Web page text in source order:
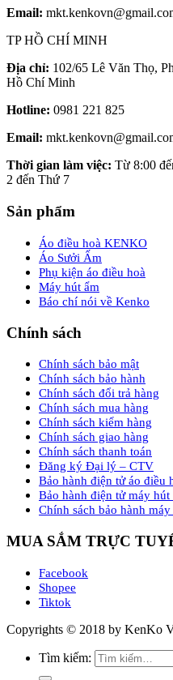
Email:
TP HỒ CHÍ MINH
Địa chỉ: 102/65 Lê Văn Thọ,
Hồ Chí Minh
Hotline: 0981 221 825
Email:
Thời gian làm việc: Từ 8:00
2 đến Thứ 7
Sản phẩm
Áo điều hoà KENKO
Áo Sưởi Ấm
Phụ kiện áo điều hoà
Máy hút ẩm
Báo chí nói về Kenko
Chính sách
Chính sách bảo mật
Chính sách bảo hành
Chính sách đổi trả hàng
Chính sách mua hàng
Chính sách kiểm hàng
Chính sách giao hàng
Chính sách thanh toán
Đăng ký Đại lý – CTV
Bảo hành điện tử áo điều
Bảo hành điện tử máy hút
Chính sách bảo hành
MUA SẮM TRỰC
Facebook
Shopee
Tiktok
Copyrights © 2018 by KenKo
Tìm kiếm: